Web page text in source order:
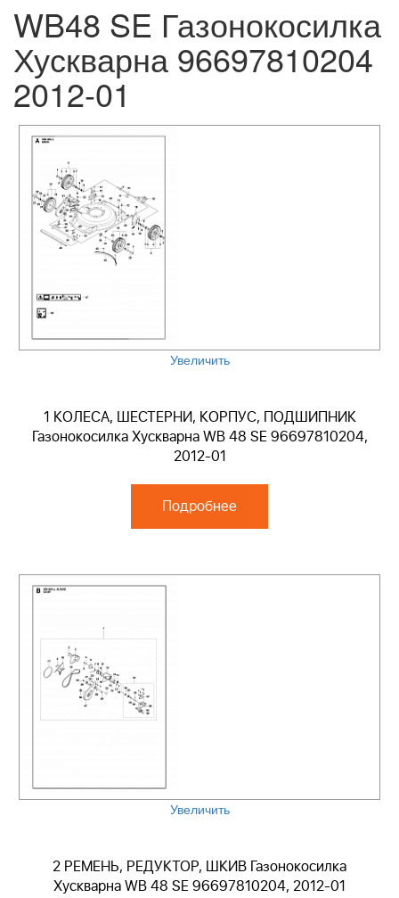
WB48 SE Газонокосилка
Хускварна 96697810204
2012-01
Увеличить
1 КОЛЕСА, ШЕСТЕРНИ, КОРПУС, ПОДШИПНИК
Газонокосилка Хускварна WB 48 SE 96697810204,
2012-01
Подробнее
Увеличить
2 РЕМЕНЬ, РЕДУКТОР, ШКИВ Газонокосилка
Хускварна WB 48 SE 96697810204, 2012-01